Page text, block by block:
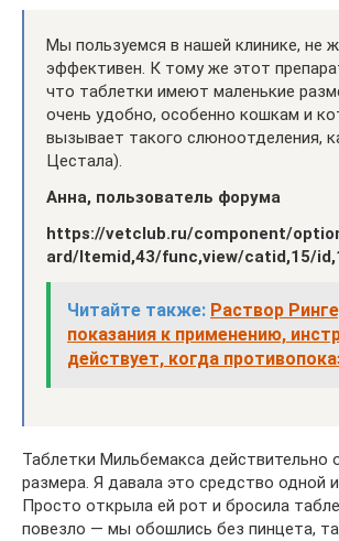
Мы пользуемся в нашей клинике, не
эффективен. К тому же этот
что таблетки имеют маленькие
очень удобно, особенно кошкам и
вызывает такого слюноотделения,
Цестала).
Анна, пользователь форума
https://vetclub.ru/component/
ard/Itemid,43/func,view/catid,15/
Читайте также: Раствор
показания к применению,
действует, когда
Таблетки Мильбемакса действительно
размера. Я давала это средство одной
Просто открыла ей рот и бросила
повезло — мы обошлись без пинцета,